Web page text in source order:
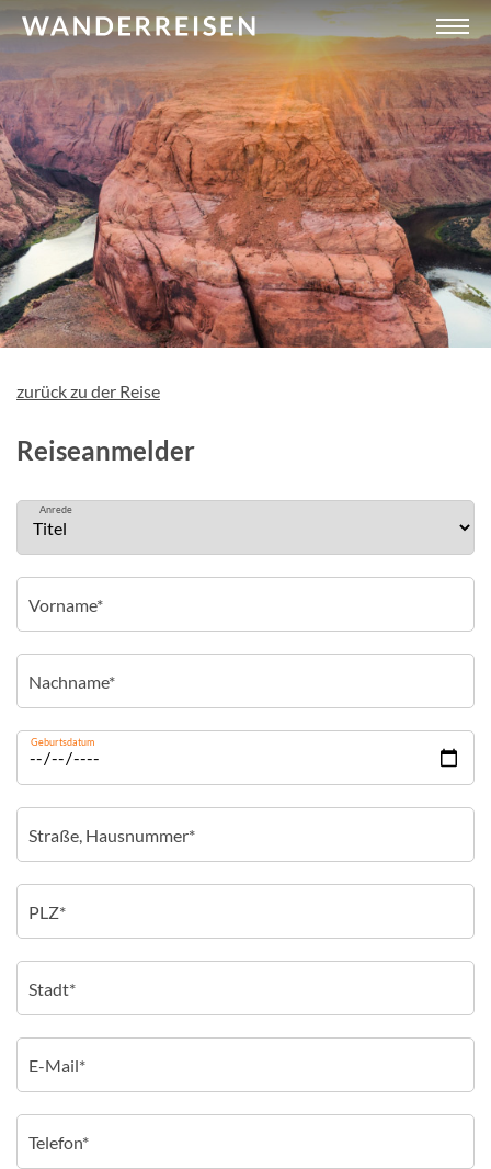
zurück zu der Reise
Reiseanmelder
Anrede
Geburtsdatum